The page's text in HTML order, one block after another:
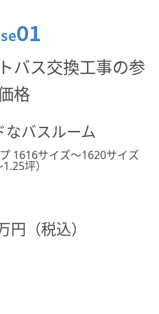
バス交換工事の参
格
なバスルーム
1616サイズ～1620サイズ
1.25坪）
円（税込）